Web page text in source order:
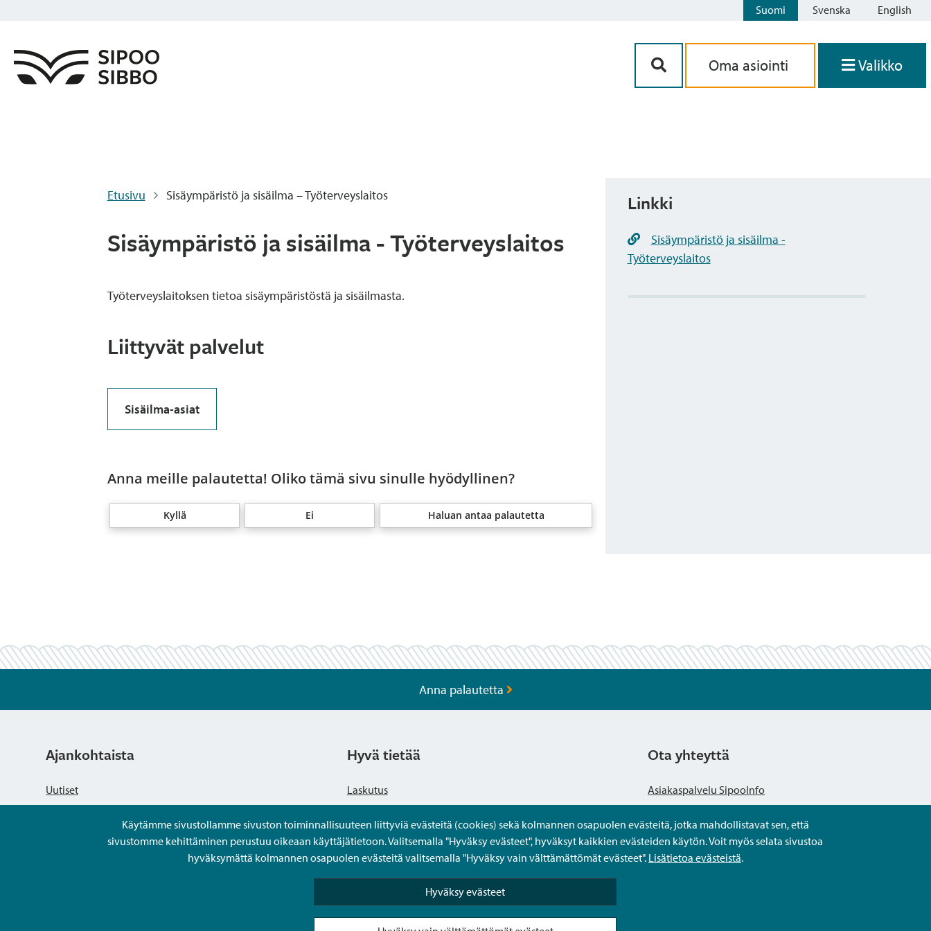
Suomi Svenska English
Oma asiointi Valikko
Etusivu Sisäympäristö ja sisäilma – Työterveyslaitos
Sisäympäristö ja sisäilma - Työterveyslaitos
Työterveyslaitoksen tietoa sisäympäristöstä ja sisäilmasta.
Liittyvät palvelut
Sisäilma-asiat
Anna meille palautetta! Oliko tämä sivu sinulle hyödyllinen?
Kyllä Ei Haluan antaa palautetta
Linkki
Sisäympäristö ja sisäilma -
Työterveyslaitos
Käytämme sivustollamme sivuston toiminnallisuuteen liittyviä evästeitä (cookies) sekä kolmannen osapuolen evästeitä, jotka mahdollistavat sen, että
sivustomme kehittäminen perustuu oikeaan käyttäjätietoon. Valitsemalla "Hyväksy evästeet", hyväksyt kaikkien evästeiden käytön. Voit myös selata sivustoa
hyväksymättä kolmannen osapuolen evästeitä valitsemalla "Hyväksy vain välttämättömät evästeet". Lisätietoa evästeistä.
Hyväksy evästeet
Anna palautetta
Ajankohtaista
Uutiset
Hyvä tietää
Laskutus
Tietosuojaseloste
Saavutettavuusseloste
Usein kysytyt kysymykset
Ota yhteyttä
Asiakaspalvelu SipooInfo
Anna palautetta nimettömästi
Kysy tai asioi